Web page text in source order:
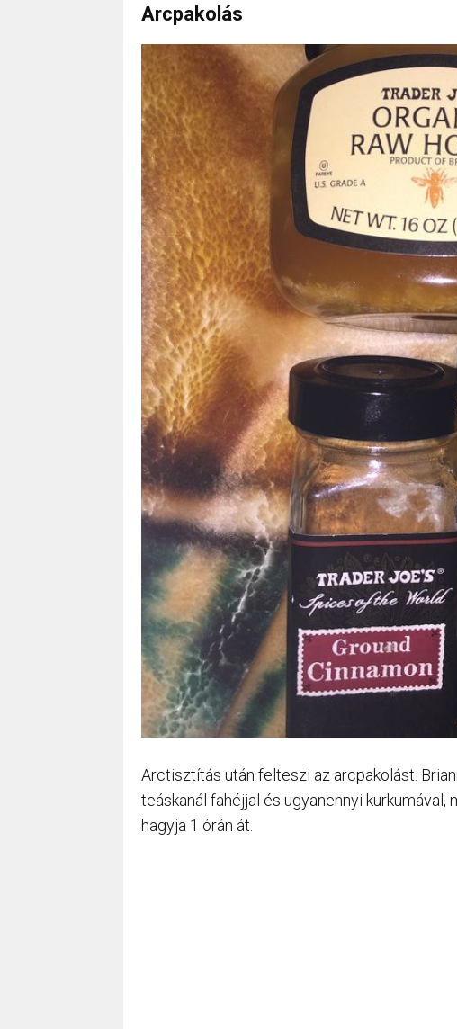
Arcpakolás
Arctisztítás után felteszi az arcpakolást.
teáskanál fahéjjal és ugyanennyi
hagyja 1 órán át.